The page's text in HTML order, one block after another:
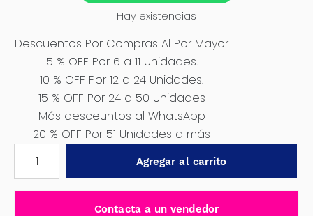
Hay existencias
Descuentos Por Compras Al Por Mayor
5 % OFF Por 6 a 11 Unidades.
10 % OFF Por 12 a 24 Unidades.
15 % OFF Por 24 a 50 Unidades
Más desceuntos al WhatsApp
20 % OFF Por 51 Unidades a más
PELACABLES
ELÉCTRICOS
Agregar al carrito
Contacta a un vendedor